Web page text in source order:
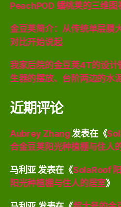
PeachPOD 蟠桃荚的三维图
金豆荚简介：从传统单层膜
对比开始说起
我家后院的金豆荚4T的设计
生器的摆放、台阶两边的水
近期评论
Aubrey Zhang发表在《
合金豆荚阳光种植棚与住人
马利亚发表在《SolaRoof
阳光种植棚与住人的居室》